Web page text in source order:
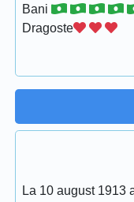
Bani
Dragoste
La 10 august 1913